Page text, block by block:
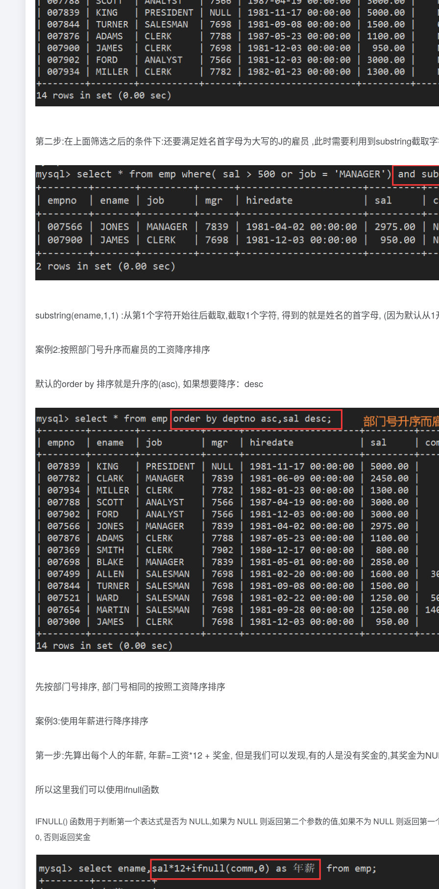
第二步:在上面筛选之后的条件下:还要满足姓名首字母为大写的J的雇员 ,此时需要利用到substring截取
substring(ename,1,1) :从第1个字符开始往后截取,截取1个字符, 得到的就是姓名的首字母, (因为默认从1
案例2:按照部门号升序而雇员的工资降序排序
默认的order by 排序就是升序的(asc), 如果想要降序：desc
先按部门号排序, 部门号相同的按照工资降序排序
案例3:使用年薪进行降序排序
第一步:先算出每个人的年薪, 年薪=工资*12 + 奖金, 但是我们可以发现,有的人是没有奖金的,其奖金为
所以这里我们可以使用ifnull函数
IFNULL() 函数用于判断第一个表达式是否为 NULL,如果为 NULL 则返回第二个参数的值,如果不为 NULL 则返回第
0, 否则返回奖金